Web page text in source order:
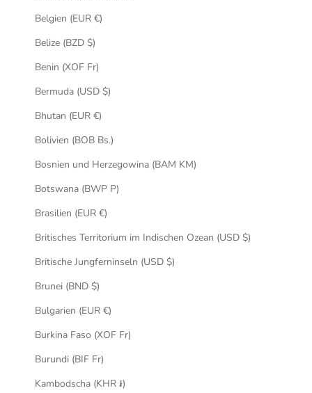
Belgien (EUR €)
Belize (BZD $)
Benin (XOF Fr)
Bermuda (USD $)
Bhutan (EUR €)
Bolivien (BOB Bs.)
Bosnien und Herzegowina (BAM KM)
Botswana (BWP P)
Brasilien (EUR €)
Britisches Territorium im Indischen Ozean (USD $)
Britische Jungferninseln (USD $)
Brunei (BND $)
Bulgarien (EUR €)
Burkina Faso (XOF Fr)
Burundi (BIF Fr)
Kambodscha (KHR ៛)